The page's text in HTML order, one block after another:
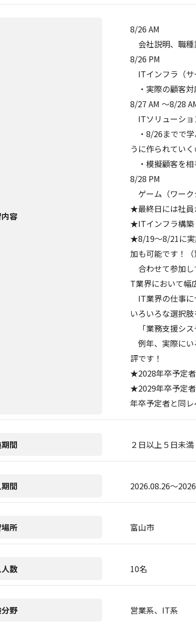
容
8/26 AM
会社説明、職種
8/26 PM
ITインフラ（サ
・実際の顧客対
8/27 AM ～8/28
ITソリューショ
・8/26までで学
うに作られてい
・模擬顧客を
8/28 PM
ゲーム（ワーク
★最終日には社員
★ITインフラ構築
★8/19～8/21に実
加も可能です！（
合わせて参加し
T業界において幅
IT業界の仕事に
いろいろな選択
「業務支援シス
例年、実際にい
評です！
★2028年卒予定
★2029年卒予定
年卒予定者と同レ
間 ２日以上５日未満
間 2026.08.26〜
所 富山市
数 10名
野 営業系、IT系